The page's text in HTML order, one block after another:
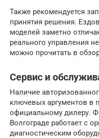
Также рекомендуется
принятия решения.
моделей заметно
реального управления
можно прочитать в
Сервис и
Наличие
ключевых аргументов в
официальному дилеру.
Волгограде работает с
диагностическим